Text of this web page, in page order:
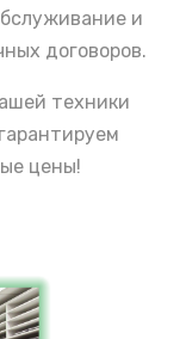
и
договоров.
техники
цены!